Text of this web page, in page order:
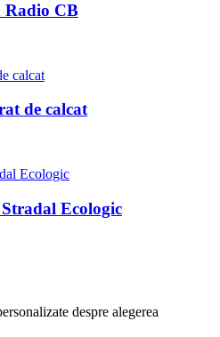
Radio CB
de calcat
Ecologic
despre alegerea